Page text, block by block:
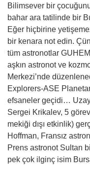
Bilimsever bir
bahar ara tatilinde bir
Eğer hiçbirine
bir kenara not edin.
tüm astronotlar
aşkın astronot ve
Merkezi’nde
Explorers-ASE
efsaneler geçidi…
Sergei Krikalev, 5
mekiği dışı etkinlik)
Hoffman, Fransız
Prens astronot Sultan
pek çok ilginç isim